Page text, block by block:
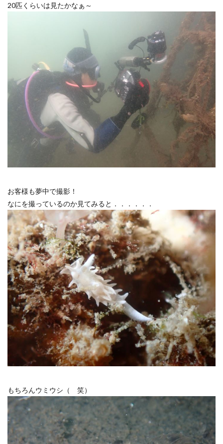
20匹くらいは見たかなぁ～
お客様も夢中で撮影！
なにを撮っているのか見てみると．．．．．．
もちろんウミウシ（ 笑）